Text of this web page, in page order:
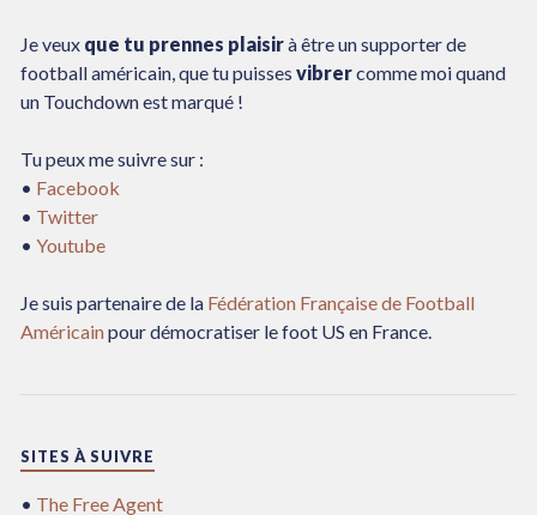
Je veux que tu prennes plaisirà être un supporter de
football américain, que tu puisses vibrercomme moi quand
un Touchdown est marqué !
Tu peux me suivre sur :
• Facebook
• Twitter
• Youtube
Je suis partenaire de la Fédération Française de Football
Américainpour démocratiser le foot US en France.
SITES À SUIVRE
• The Free Agent